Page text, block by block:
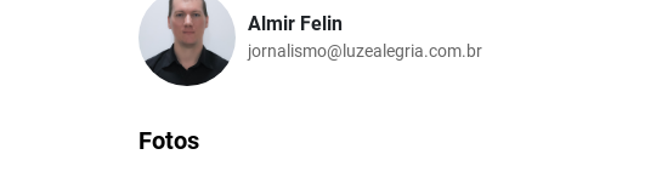
Almir Felin
jornalismo@luzealegria.com.br
Fotos